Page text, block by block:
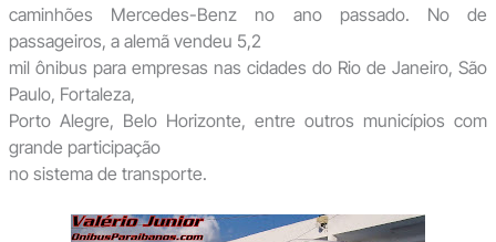
caminhões Mercedes-Benz no ano passado. No de
passageiros, a alemã vendeu 5,2
mil ônibus para empresas nas cidades do Rio de Janeiro, São
Paulo, Fortaleza,
Porto Alegre, Belo Horizonte, entre outros municípios com
grande participação
no sistema de transporte.